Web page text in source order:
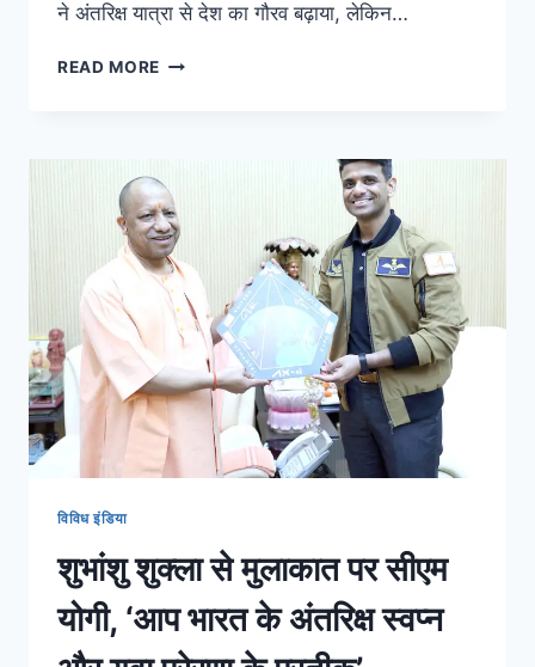
ने अंतरिक्ष यात्रा से देश का गौरव बढ़ाया, लेकिन…
READ MORE
विविध इंडिया
शुभांशु शुक्ला से मुलाकात पर सीएम
योगी, ‘आप भारत के अंतरिक्ष स्वप्न